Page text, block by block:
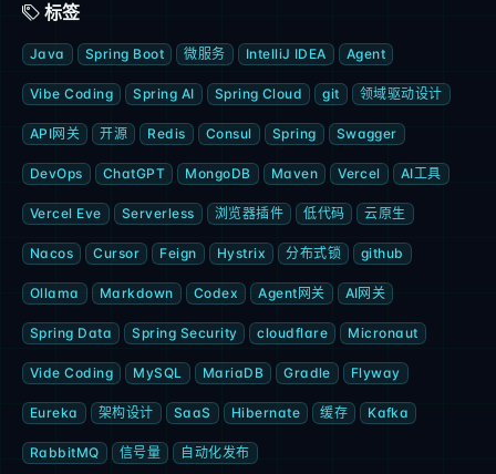
标签
Java Spring Boot 微服务 IntelliJ IDEA Agent
Vibe Coding Spring AI Spring Cloud git 领域驱动设计
API网关 开源 Redis Consul Spring Swagger
DevOps ChatGPT MongoDB Maven Vercel AI工具
Vercel Eve Serverless 浏览器插件 低代码 云原生
Nacos Cursor Feign Hystrix 分布式锁 github
Ollama Markdown Codex Agent网关 AI网关
Spring Data Spring Security cloudflare Micronaut
Vide Coding MySQL MariaDB Gradle Flyway
Eureka 架构设计 SaaS Hibernate 缓存 Kafka
RabbitMQ 信号量 自动化发布